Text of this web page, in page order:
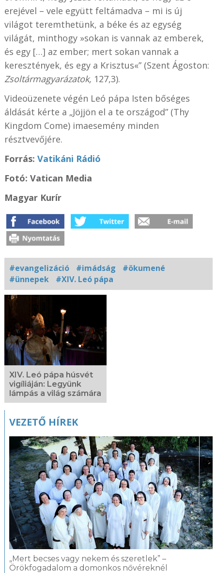
erejével – vele együtt feltámadva – mi is új
világot teremthetünk, a béke és az egység
világát, minthogy »sokan is vannak az emberek,
és egy […] az ember; mert sokan vannak a
keresztények, és egy a Krisztus«” (Szent Ágoston:
Zsoltármagyarázatok, 127,3).
Videoüzenete végén Leó pápa Isten bőséges
áldását kérte a „Jöjjön el a te országod” (Thy
Kingdom Come) imaesemény minden
résztvevőjére.
Forrás: Vatikáni Rádió
Fotó: Vatican Media
Magyar Kurír
#evangelizáció #imádság
#ökumené
#ünnepek
#XIV. Leó pápa
Kapcsolódó
fotógaléria
XIV. Leó pápa húsvét
vigíliáján: Legyünk
lámpás a világ számára
VEZETŐ HÍREK
„Mert becses vagy nekem és szeretlek” –
Örökfogadalom a domonkos nővéreknél